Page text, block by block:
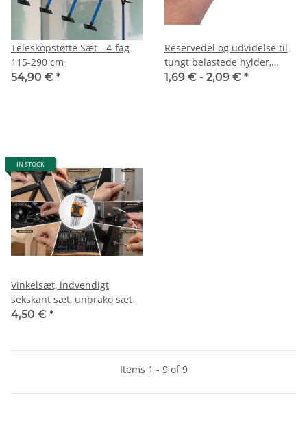
Teleskopstøtte Sæt - 4-fag
115-290 cm
54,90 € *
Reservedel og udvidelse til
tungt belastede hylder,
tungt belastede hylder,
1,69 € - 2,09 € *
IN STOCK
Vinkelsæt, indvendigt
sekskant sæt, unbrako sæt
4,50 € *
Items 1 - 9 of 9